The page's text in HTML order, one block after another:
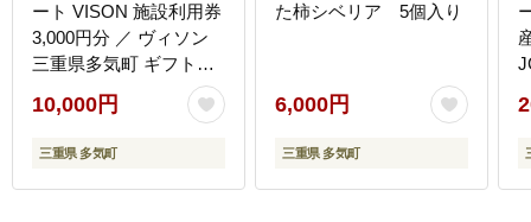
ート VISON 施設利用券
3,000円分 ／ ヴィソン
三重県多気町 ギフト券
ギフト 贈答 宿泊券 補助
券ホテル 補助券 ホテル
温泉 宿泊 食事 薬草湯
参り ペット キャンピン
10,000円
三重県 多気町
た柿シベリア 5個入り
6,000円
三重県 多気町